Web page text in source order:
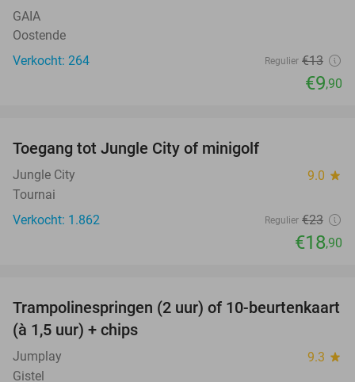
GAIA
Oostende
Verkocht: 264
Regulier €13
€9,90
Toegang tot Jungle City of minigolf
Jungle City 9.0 star
Tournai
Verkocht: 1.862
Regulier €23
€18,90
36%
Trampolinespringen (2 uur) of 10-beurtenkaart
(à 1,5 uur) + chips
Jumplay 9.3 star
Gistel